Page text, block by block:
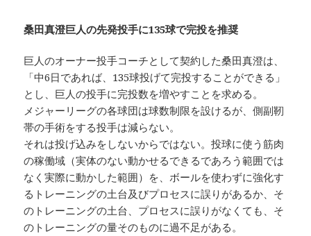
桑田真澄巨人の先発投手に135球で完投を推奨
巨人のオーナー投手コーチとして契約した桑田真澄は、
「中6日であれば、135球投げて完投することができる」
とし、巨人の投手に完投数を増やすことを求める。
メジャーリーグの各球団は球数制限を設けるが、側副靭
帯の手術をする投手は減らない。
それは投げ込みをしないからではない。投球に使う筋肉
の稼働域（実体のない動かせるできるであろう範囲では
なく実際に動かした範囲）を、ボールを使わずに強化す
るトレーニングの土台及びプロセスに誤りがあるか、そ
のトレーニングの土台、プロセスに誤りがなくても、そ
のトレーニングの量そのものに過不足がある。